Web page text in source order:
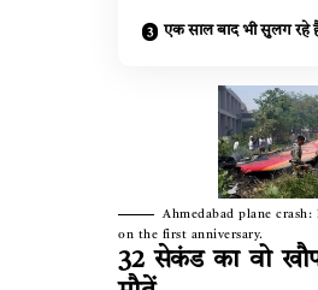
एक साल बाद भी सुलग रहे
Ahmedabad plane crash:
on the first anniversary.
32 सेकंड का वो